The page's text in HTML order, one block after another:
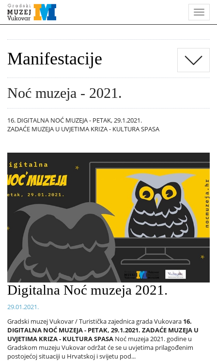
Manifestacije
Noć muzeja - 2021.
16. DIGITALNA NOĆ MUZEJA - PETAK, 29.1.2021.
ZADAĆE MUZEJA U UVJETIMA KRIZA - KULTURA SPASA
Digitalna Noć muzeja 2021.
29.01.2021.
Gradski muzej Vukovar / Turistička zajednica grada Vukovara 16.
DIGITALNA NOĆ MUZEJA - PETAK, 29.1.2021. ZADAĆE MUZEJA U
UVJETIMA KRIZA - KULTURA SPASA Noć muzeja 2021. godine u
Gradskom muzeju Vukovar održat će se u uvjetima prilagođenim
postojećoj situaciji u Hrvatskoj i svijetu pod...